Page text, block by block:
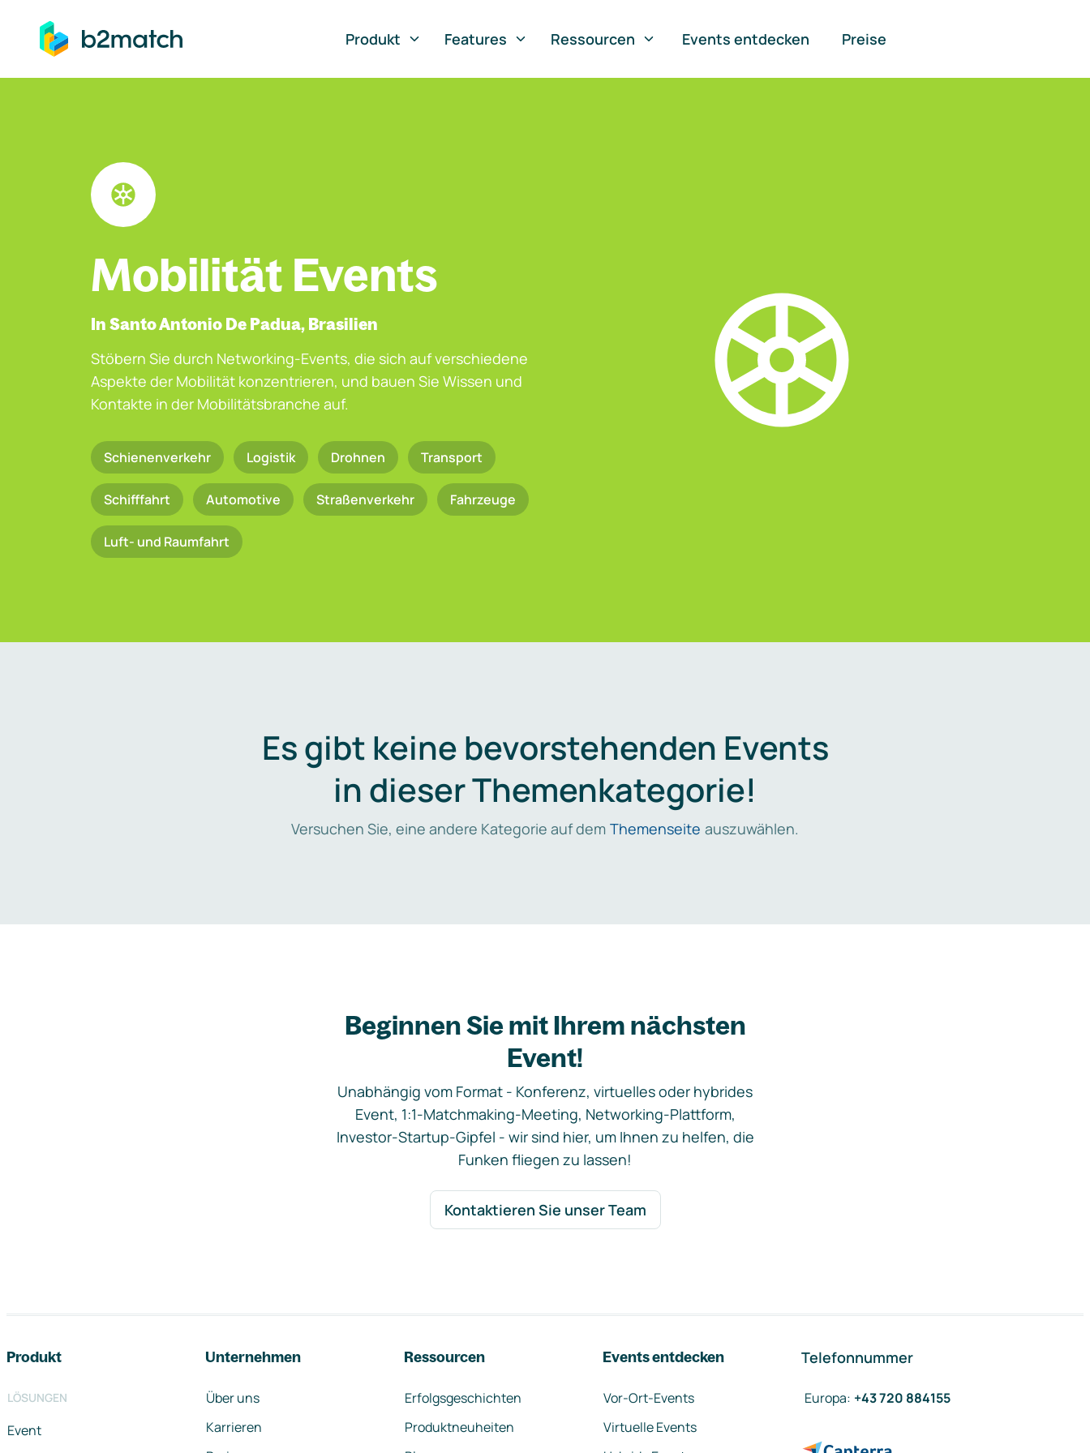
springen
Produkt
Features Ressourcen Events entdecken Preise
Mobilität Events
In Santo Antonio De Padua, Brasilien
Stöbern Sie durch Networking-Events, die sich auf verschiedene
Aspekte der Mobilität konzentrieren, und bauen Sie Wissen und
Kontakte in der Mobilitätsbranche auf.
Schienenverkehr Logistik Drohnen Transport
Schifffahrt Automotive Straßenverkehr Fahrzeuge
Luft- und Raumfahrt
Es gibt keine bevorstehenden Events
in dieser Themenkategorie!
Versuchen Sie, eine andere Kategorie auf dem Themenseite auszuwählen.
Beginnen Sie mit Ihrem nächsten
Event!
Unabhängig vom Format - Konferenz, virtuelles oder hybrides
Event, 1:1-Matchmaking-Meeting, Networking-Plattform,
Investor-Startup-Gipfel - wir sind hier, um Ihnen zu helfen, die
Funken fliegen zu lassen!
Kontaktieren Sie unser Team
Produkt
LÖSUNGEN
Event
Unternehmen
Über uns
Karrieren
Ressourcen
Erfolgsgeschichten
Produktneuheiten
Events entdecken
Vor-Ort-Events
Virtuelle Events
Telefonnummer
Europa: +43 720 884155